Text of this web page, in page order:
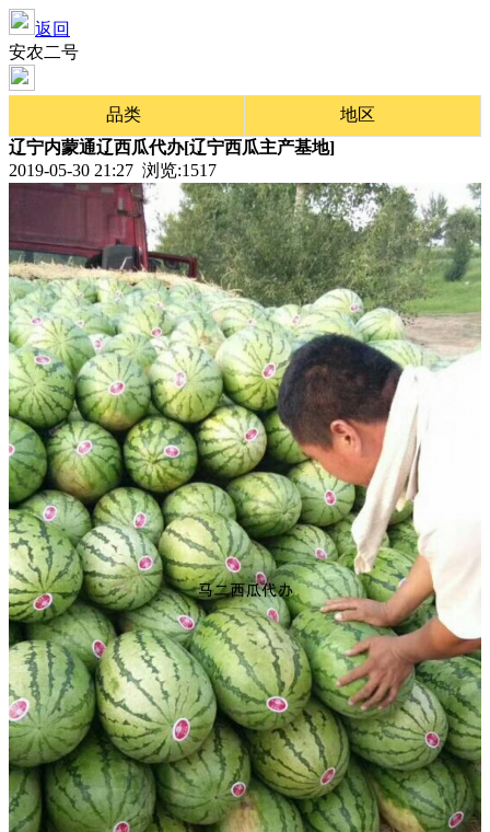
返回
安农二号
品类
地区
辽宁内蒙通辽西瓜代办[辽宁西瓜主产基地]
2019-05-30 21:27 浏览:1517